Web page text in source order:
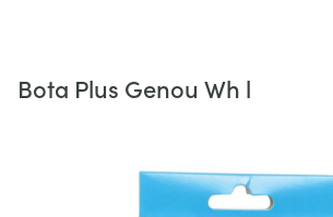
Bota Plus Genou Wh l